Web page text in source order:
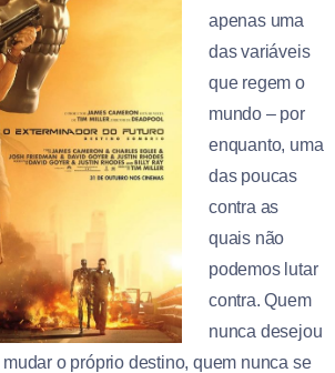
apenas uma
das variáveis
que regem o
mundo – por
enquanto, uma
das poucas
contra as
quais não
podemos lutar
contra. Quem
nunca desejou
o próprio destino, quem nunca se